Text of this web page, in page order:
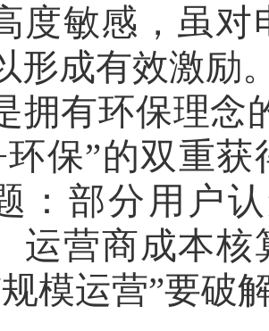
度敏感，虽对
形成有效激励
拥有环保理念
环保”的双重
：部分用户
运营商成本核
模运营”要破